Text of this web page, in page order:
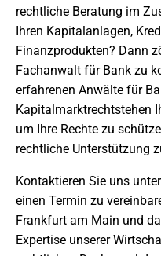
rechtliche Beratung im
Ihren Kapitalanlagen,
Finanzprodukten? Dann
Fachanwalt für Bank zu
erfahrenen Anwälte für
Kapitalmarktrechtstehen
um Ihre Rechte zu
rechtliche Unterstützung
Kontaktieren Sie uns
einen Termin zu
Frankfurt am Main und
Expertise unserer